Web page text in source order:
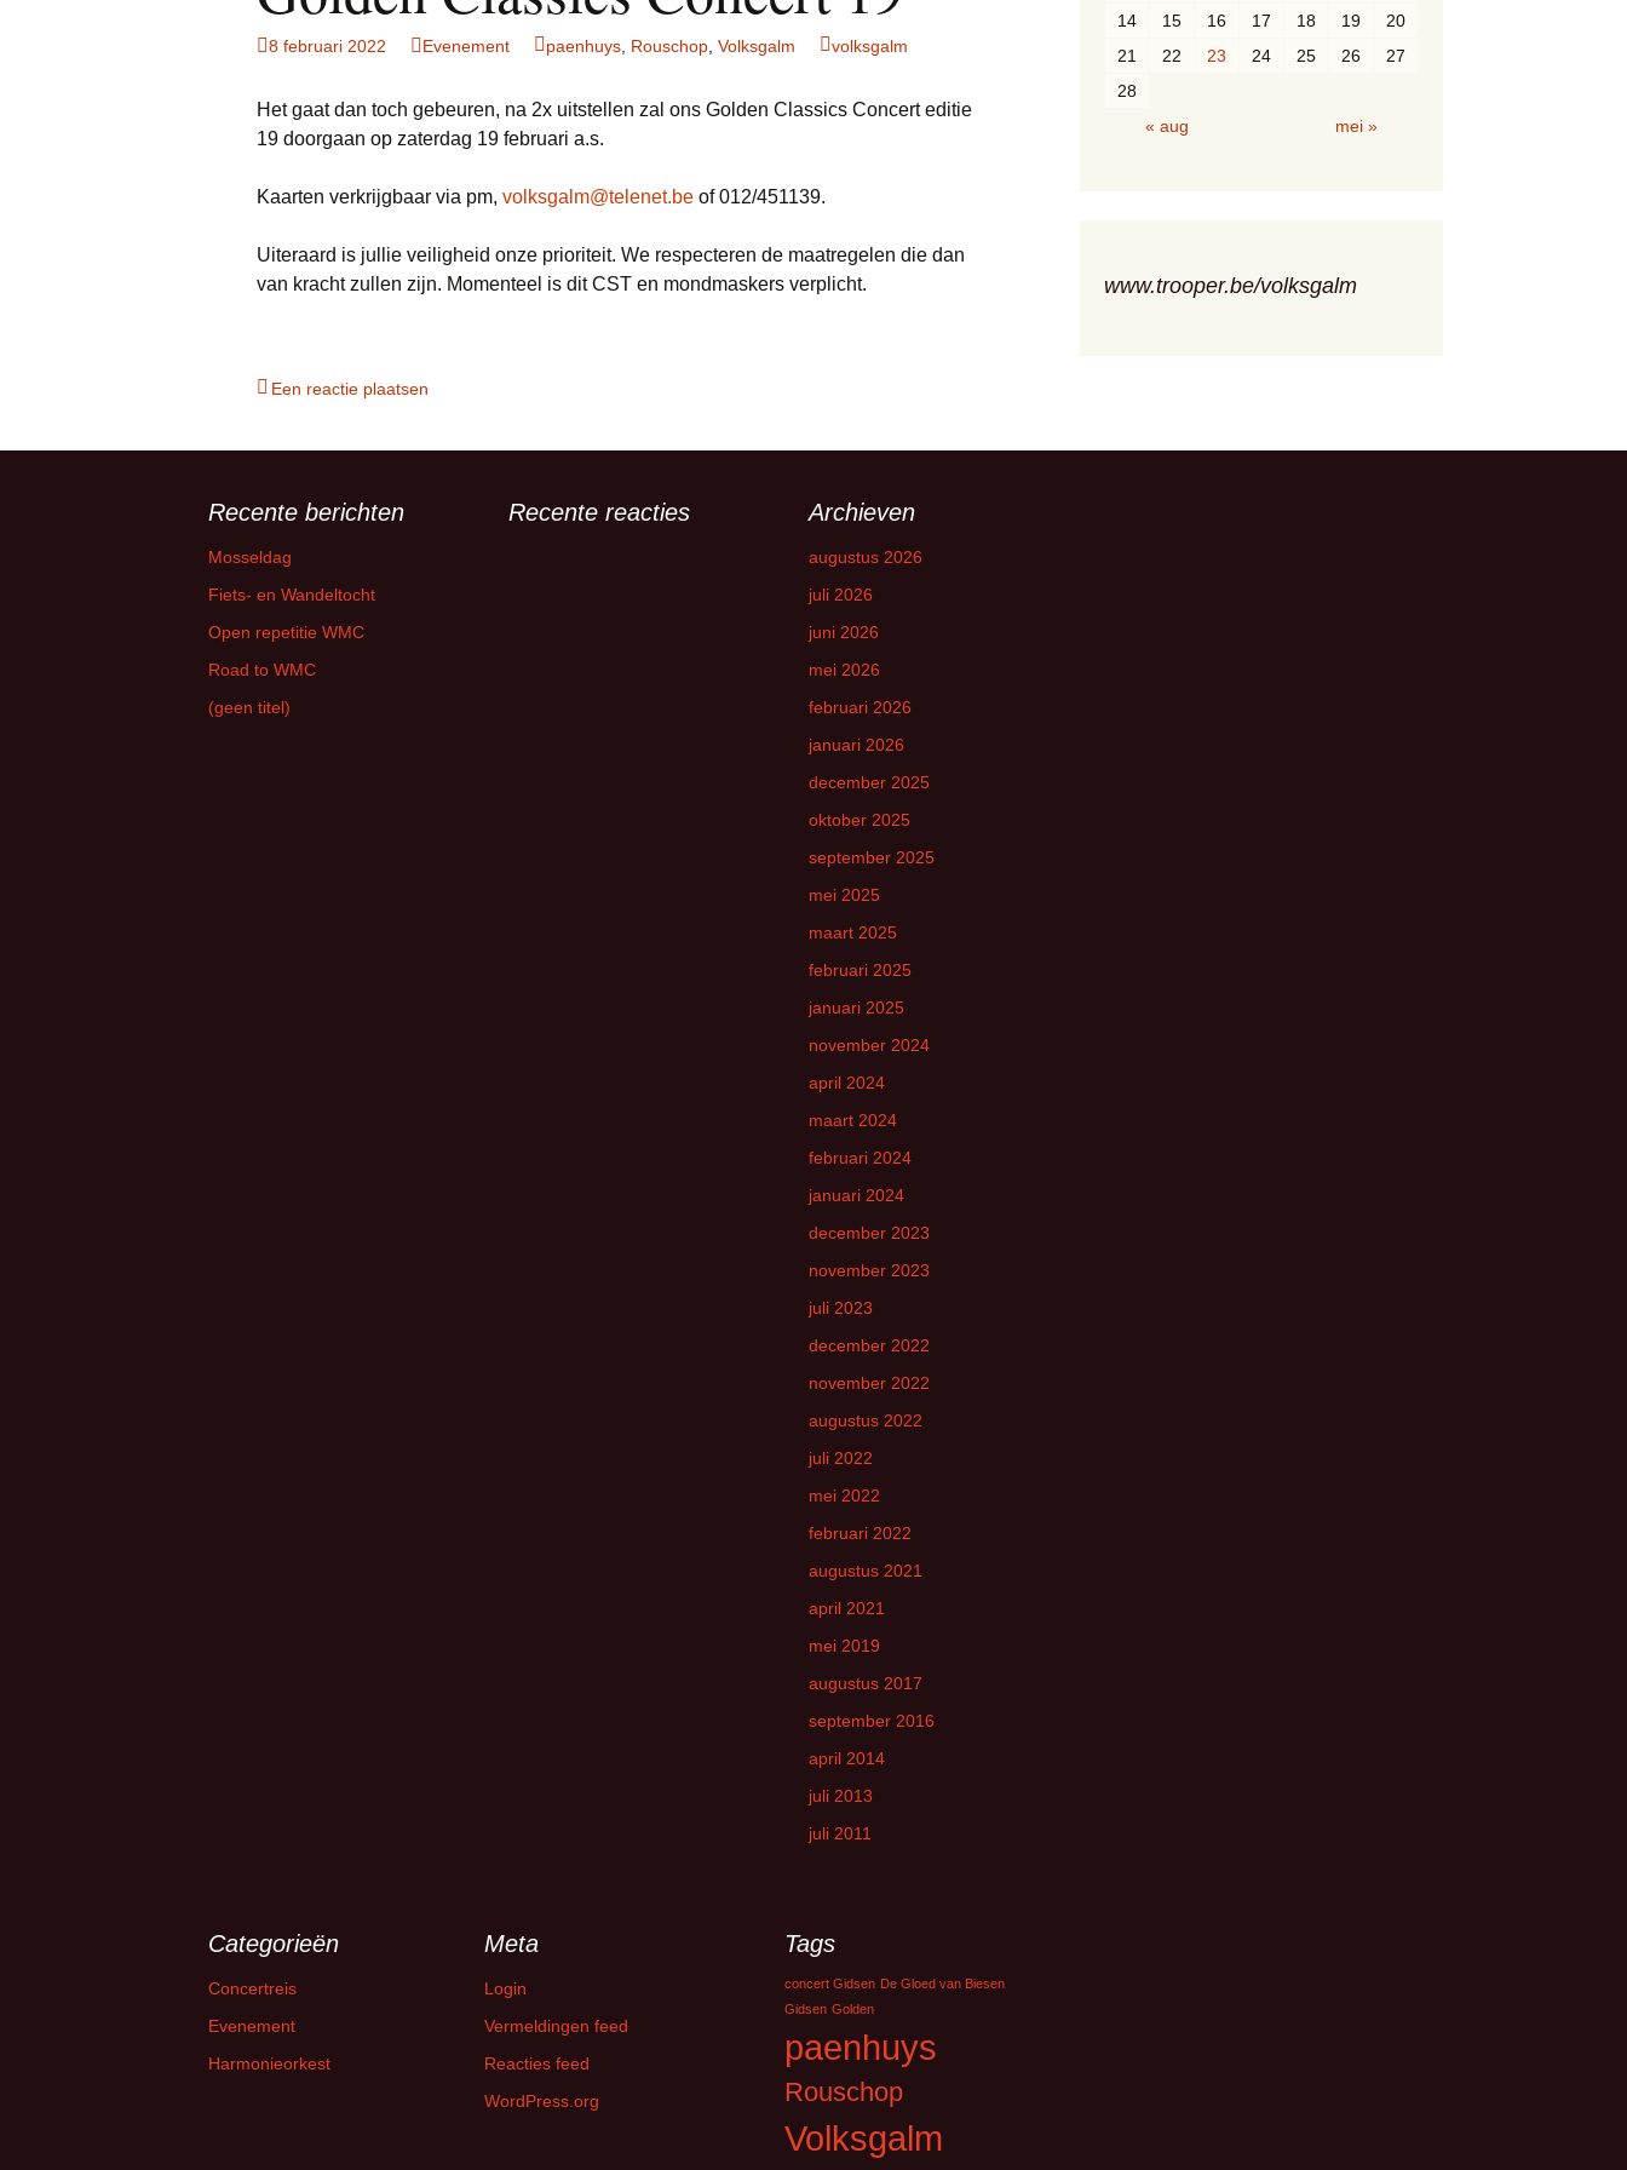
8 februari 2022 Evenement paenhuys Rouschop Volksgalm volksgalm
Het gaat dan toch gebeuren, na 2x uitstellen zal ons Golden Classics Concert editie
19 doorgaan op zaterdag 19 februari a.s.
Kaarten verkrijgbaar via pm, volksgalm@telenet.be of 012/451139.
Uiteraard is jullie veiligheid onze prioriteit. We respecteren de maatregelen die dan
van kracht zullen zijn. Momenteel is dit CST en mondmaskers verplicht.
Een reactie plaatsen
14
15 16 17 18 19
20
21
22 23 24 25 26
27
28
« aug
mei »
www.trooper.be/volksgalm
Recente berichten
Mosseldag
Fiets- en Wandeltocht
Open repetitie WMC
Road to WMC
(geen titel)
Recente reacties Archieven
augustus 2026
juli 2026
juni 2026
mei 2026
februari 2026
januari 2026
december 2025
oktober 2025
september 2025
mei 2025
maart 2025
februari 2025
januari 2025
november 2024
april 2024
maart 2024
februari 2024
januari 2024
december 2023
november 2023
juli 2023
december 2022
november 2022
augustus 2022
juli 2022
mei 2022
februari 2022
augustus 2021
april 2021
mei 2019
augustus 2017
september 2016
april 2014
juli 2013
juli 2011
Categorieën
Concertreis
Evenement
Harmonieorkest
Meta
Login
Vermeldingen feed
Reacties feed
WordPress.org
Tags
concert Gidsen De Gloed van Biesen
Gidsen Golden
paenhuys
Rouschop
Volksgalm